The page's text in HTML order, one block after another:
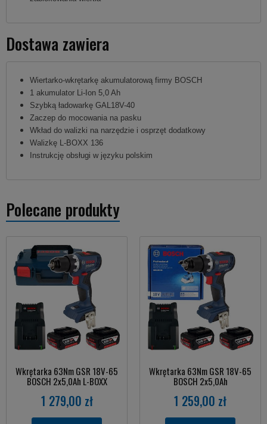
Dostawa zawiera
Wiertarko-wkrętarkę akumulatorową firmy BOSCH
1 akumulator Li-Ion 5,0 Ah
Szybką ładowarkę GAL18V-40
Zaczep do mocowania na pasku
Wkład do walizki na narzędzie i osprzęt dodatkowy
Walizkę L-BOXX 136
Instrukcję obsługi w języku polskim
Polecane produkty
Wkrętarka 63Nm GSR 18V-65
BOSCH 2x5,0Ah L-BOXX
1 279,00 zł
Wkrętarka 63Nm GSR 18V-65
BOSCH 2x5,0Ah
1 259,00 zł